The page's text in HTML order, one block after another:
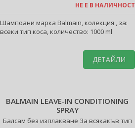
НЕ Е В НАЛИЧНОСТ
Шампоани марка Balmain, колекция , за:
всеки тип коса, количество: 1000 ml
ДЕТАЙЛИ
BALMAIN LEAVE-IN CONDITIONING
SPRAY
Балсам без изплакване За всякакъв тип